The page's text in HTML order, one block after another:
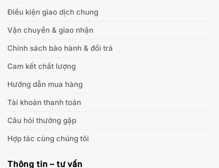
Điều kiện giao dịch chung
Vận chuyển & giao nhận
Chính sách bảo hành & đổi trả
Cam kết chất lượng
Hướng dẫn mua hàng
Tài khoản thanh toán
Câu hỏi thường gặp
Hợp tác cùng chúng tôi
Thông tin – tư vấn